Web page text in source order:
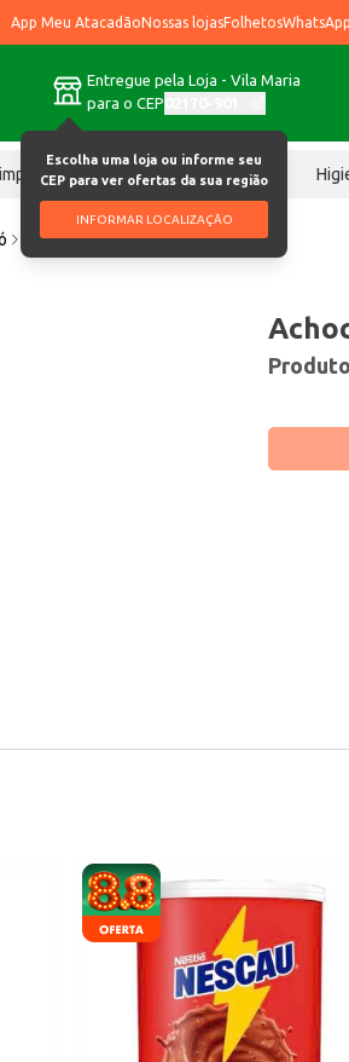
App Meu AtacadãoNossas lojasFolhetos
Entregue pela Loja - Vila Maria
para o CEP
Escolha uma loja ou informe seu
CEP para ver ofertas da sua região
INFORMAR LOCALIZAÇÃO
Chocolates
Achocolatado em Pó Italac 1kg